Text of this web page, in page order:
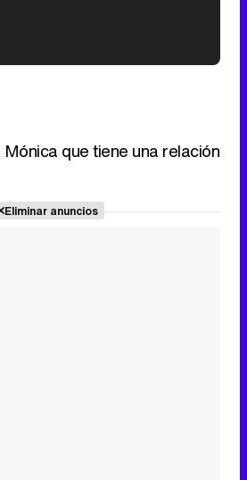
que tiene una relación
Eliminar anuncios